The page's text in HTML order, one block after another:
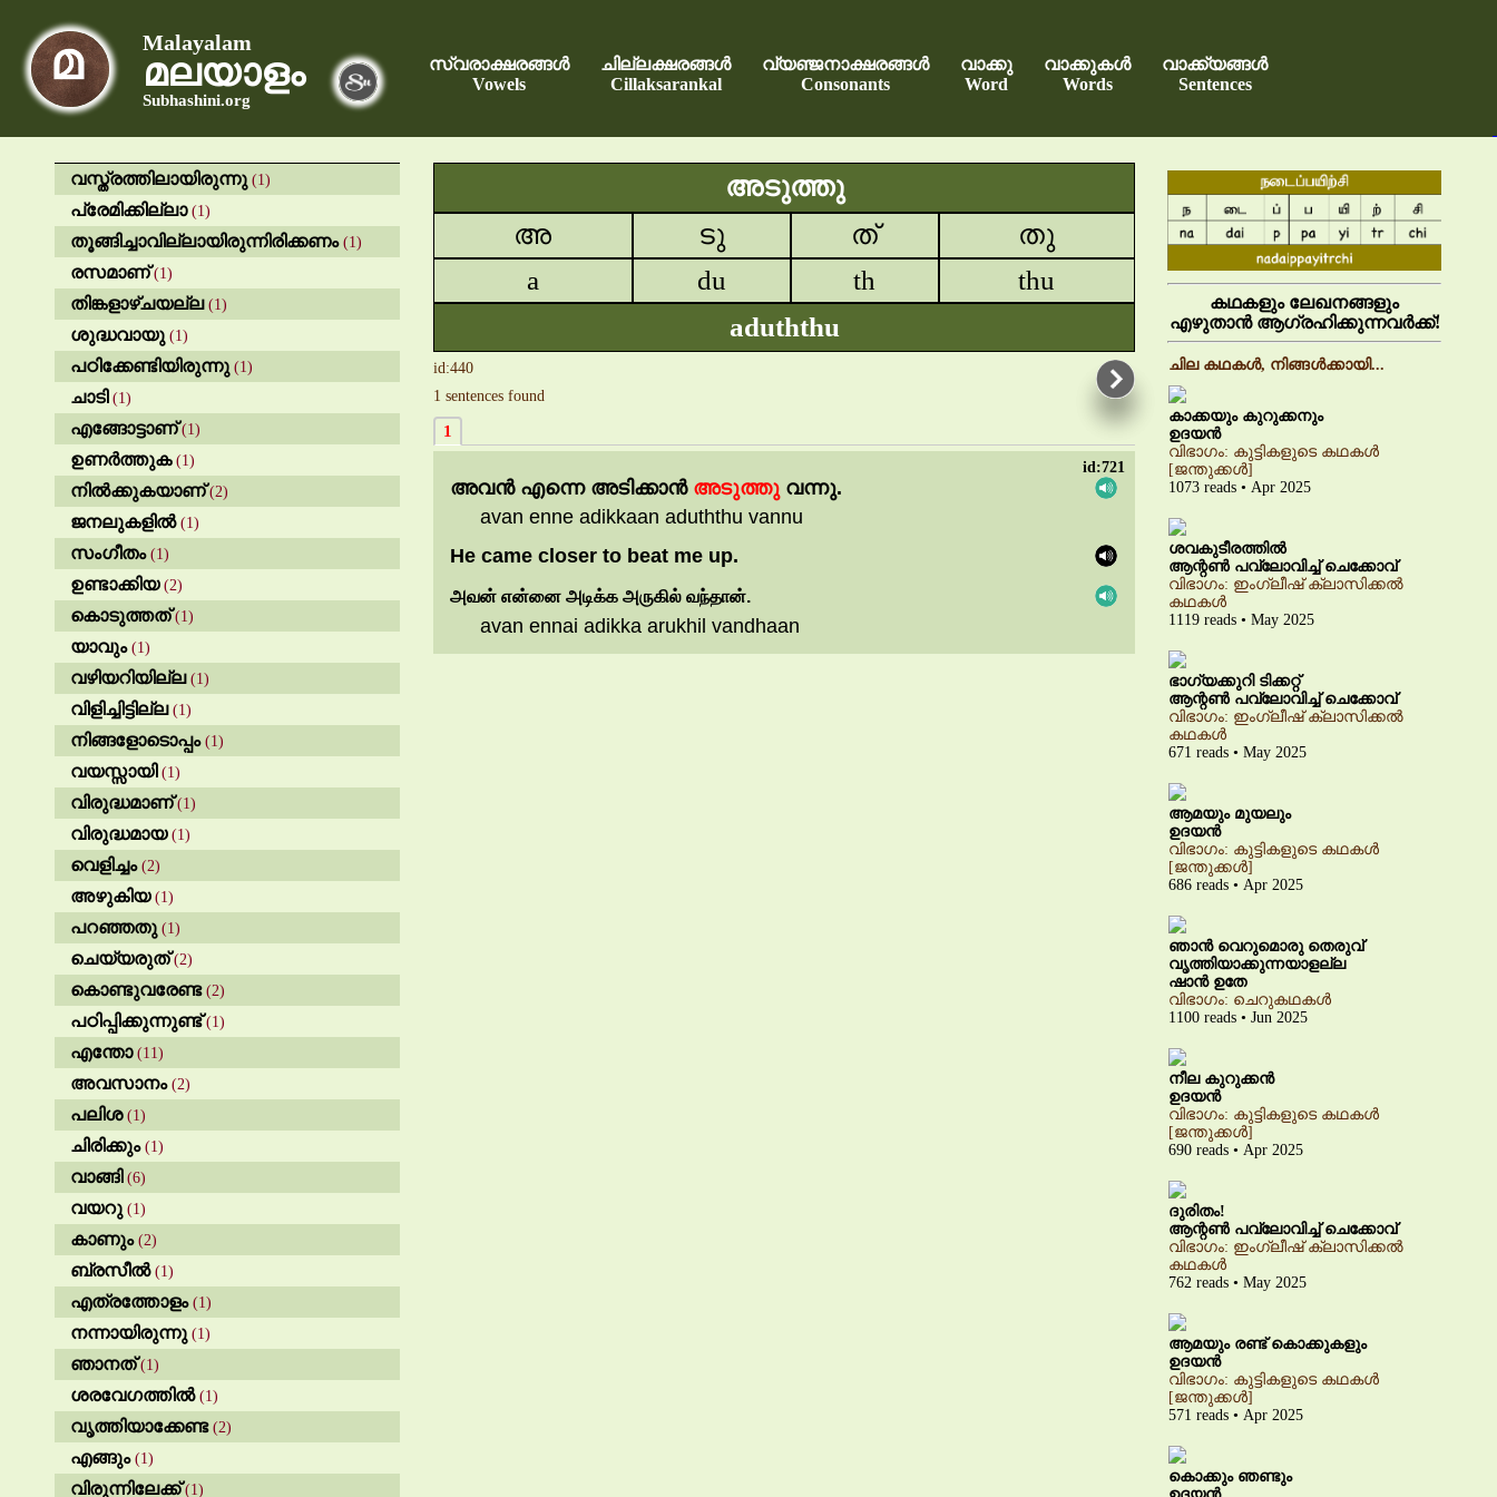
Malayalam
മലയാളം
Subhashini.org
സ്വരാക്ഷരങ്ങൾ
Vowels
ചില്ലക്ഷരങ്ങൾ
Cillaksarankal
വ്യഞ്ജനാക്ഷരങ്ങൾ
Consonants
വാക്കു
Word
വാക്കുകൾ
Words
വാക്ക്യങ്ങൾ
Sentences
വസ്ത്രത്തിലായിരുന്നു (1)
പ്രേമിക്കില്ലാ(1)
തൂങ്ങിച്ചാവില്ലായിരുന്നിരിക്കണം(1)
രസമാണ്(1)
തിങ്കളാഴ്ചയല്ല(1)
ശുദ്ധവായു (1)
പഠിക്കേണ്ടിയിരുന്നു (1)
ചാടി (1)
എങ്ങോട്ടാണ്(1)
ഉണർത്തുക(1)
നിൽക്കുകയാണ്(2)
ജനലുകളിൽ(1)
സംഗീതം(1)
ഉണ്ടാക്കിയ(2)
കൊടുത്തത്(1)
യാവും(1)
വഴിയറിയില്ല(1)
വിളിച്ചിട്ടില്ല(1)
നിങ്ങളോടൊപ്പം(1)
വയസ്സായി (1)
വിരുദ്ധമാണ്(1)
വിരുദ്ധമായ(1)
വെളിച്ചം(2)
അഴുകിയ(1)
പറഞ്ഞതു (1)
ചെയ്യരുത്(2)
കൊണ്ടുവരേണ്ട(2)
പഠിപ്പിക്കുന്നുണ്ട്(1)
എന്തോ(11)
അവസാനം(2)
പലിശ(1)
ചിരിക്കും(1)
വാങ്ങി (6)
വയറു (1)
കാണും(2)
ബ്രസീൽ(1)
എത്രത്തോളം(1)
നന്നായിരുന്നു (1)
ഞാനത്(1)
ശരവേഗത്തിൽ(1)
വൃത്തിയാക്കേണ്ട(2)
എങ്ങും(1)
വിരുന്നിലേക്ക്(1)
അടുത്തു
അ
ടു ത്
തു
a
du th
thu
aduththu
id:440
1 sentences found
1
id:721
അവൻ എന്നെ അടിക്കാൻ അടുത്തു വന്നു.
avan enne adikkaan aduththu vannu
He came closer to beat me up.
அவன் என்னை அடிக்க அருகில் வந்தான்.
avan ennai adikka arukhil vandhaan
കഥകളും ലേഖനങ്ങളും
എഴുതാൻ ആഗ്രഹിക്കുന്നവർക്ക്!
ചില കഥകൾ, നിങ്ങൾക്കായി...
കാക്കയും കുറുക്കനും
ഉദയൻ
വിഭാഗം: കുട്ടികളുടെ കഥകൾ
[ജന്തുക്കൾ]
1073 reads • Apr 2025
ശവകുടീരത്തിൽ
ആന്റൺ പവ്‌ലോവിച്ച് ചെക്കോവ്
വിഭാഗം: ഇംഗ്ലീഷ് ക്ലാസിക്കൽ
കഥകൾ
1119 reads • May 2025
ഭാഗ്യക്കുറി ടിക്കറ്റ്
ആന്റൺ പവ്‌ലോവിച്ച് ചെക്കോവ്
വിഭാഗം: ഇംഗ്ലീഷ് ക്ലാസിക്കൽ
കഥകൾ
671 reads • May 2025
ആമയും മുയലും
ഉദയൻ
വിഭാഗം: കുട്ടികളുടെ കഥകൾ
[ജന്തുക്കൾ]
686 reads • Apr 2025
ഞാൻ വെറുമൊരു തെരുവ്
വൃത്തിയാക്കുന്നയാളല്ല
ഷാൻ ഉതേ
വിഭാഗം: ചെറുകഥകൾ
1100 reads • Jun 2025
നീല കുറുക്കൻ
ഉദയൻ
വിഭാഗം: കുട്ടികളുടെ കഥകൾ
[ജന്തുക്കൾ]
690 reads • Apr 2025
ദുരിതം!
ആന്റൺ പവ്‌ലോവിച്ച് ചെക്കോവ്
വിഭാഗം: ഇംഗ്ലീഷ് ക്ലാസിക്കൽ
കഥകൾ
762 reads • May 2025
ആമയും രണ്ട് കൊക്കുകളും
ഉദയൻ
വിഭാഗം: കുട്ടികളുടെ കഥകൾ
[ജന്തുക്കൾ]
571 reads • Apr 2025
കൊക്കും ഞണ്ടും